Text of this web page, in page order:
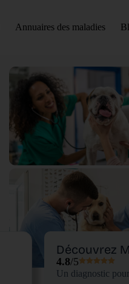
Annuaires des maladies
Découvrez
4.8/5
Un diagnostic